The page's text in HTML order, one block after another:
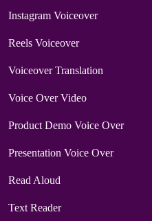
Instagram Voiceover
Reels Voiceover
Voiceover Translation
Voice Over Video
Product Demo Voice Over
Presentation Voice Over
Read Aloud
Text Reader